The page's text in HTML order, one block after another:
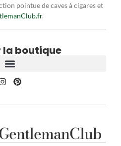
pointue de caves à cigares et
.
la boutique